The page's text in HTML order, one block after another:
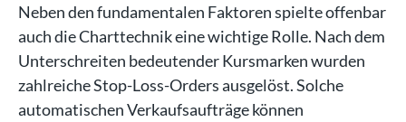
Neben den fundamentalen Faktoren spielte offenbar
auch die Charttechnik eine wichtige Rolle. Nach dem
Unterschreiten bedeutender Kursmarken wurden
zahlreiche Stop-Loss-Orders ausgelöst. Solche
automatischen Verkaufsaufträge können